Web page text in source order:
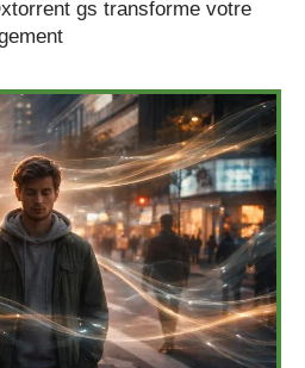
gs transforme votre